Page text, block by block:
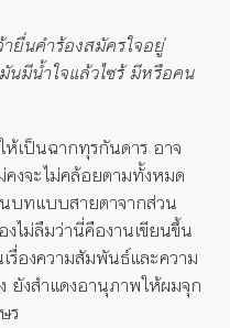
ายื่นคำร้องสมัครใจอยู่
นมีน้ำใจแล้วไซร้ มีหรือคน
ห้เป็นฉากทุรกันดาร อาจ
งจะไม่คล้อยตามทั้งหมด
บทแบบสายตาจากส่วน
ไม่ลืมว่านี่คืองานเขียนขึ้น
องความสัมพันธ์และความ
ยังสำแดงอานุภาพให้ผมจุก
ร